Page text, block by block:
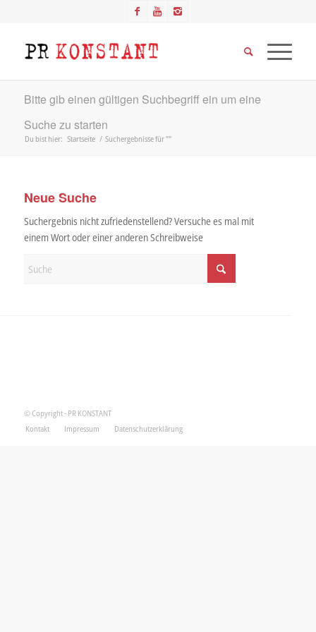
Bitte gib einen gültigen Suchbegriff ein um eine
Suche zu starten
Du bist hier: Startseite / Suchergebnisse für ""
Neue Suche
Suchergebnis nicht zufriedenstellend? Versuche es mal mit
einem Wort oder einer anderen Schreibweise
© Copyright - PR KONSTANT
Kontakt
Impressum Datenschutzerklärung